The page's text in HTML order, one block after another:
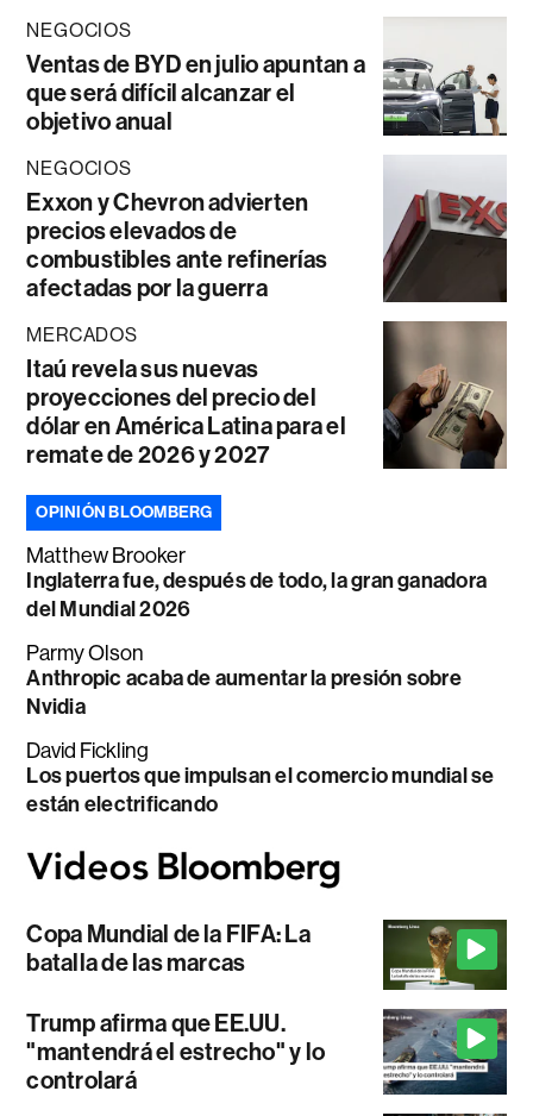
NEGOCIOS
Ventas de BYD en julio apuntan a
que será difícil alcanzar el
objetivo anual
NEGOCIOS
Exxon y Chevron advierten
precios elevados de
combustibles ante refinerías
afectadas por la guerra
MERCADOS
Itaú revela sus nuevas
proyecciones del precio del
dólar en América Latina para el
remate de 2026 y 2027
OPINIÓN BLOOMBERG
Matthew Brooker
Inglaterra fue, después de todo, la gran ganadora
del Mundial 2026
Parmy Olson
Anthropic acaba de aumentar la presión sobre
Nvidia
David Fickling
Los puertos que impulsan el comercio mundial se
están electrificando
Copa Mundial de la FIFA: La
batalla de las marcas
Trump afirma que EE.UU.
"mantendrá el estrecho" y lo
controlará